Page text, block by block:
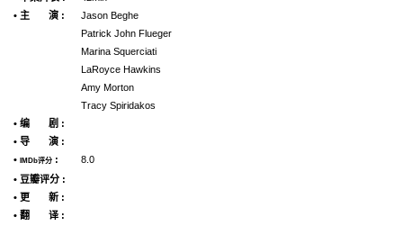
• 主 演 :
Jason Beghe
Patrick John Flueger
Marina Squerciati
LaRoyce Hawkins
Amy Morton
Tracy Spiridakos
• 编 剧 :
• 导 演 :
•
IMDb评分 :
8.0
• 豆瓣评分 :
• 更 新 :
• 翻 译 :